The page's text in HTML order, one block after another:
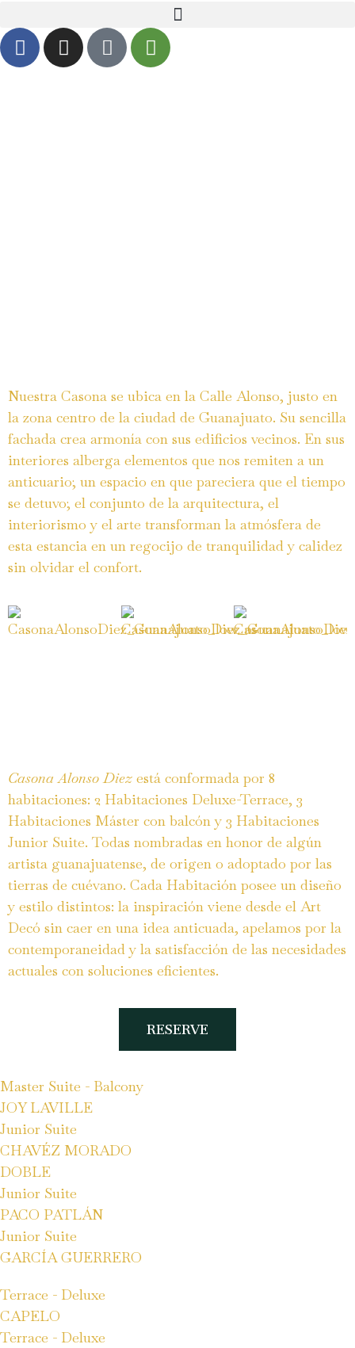
Nuestra Casona se ubica en la Calle Alonso, justo en
la zona centro de la ciudad de Guanajuato. Su sencilla
fachada crea armonía con sus edificios vecinos. En sus
interiores alberga elementos que nos remiten a un
anticuario; un espacio en que pareciera que el tiempo
se detuvo; el conjunto de la arquitectura, el
interiorismo y el arte transforman la atmósfera de
esta estancia en un regocijo de tranquilidad y calidez
sin olvidar el confort.
Casona Alonso Diez está conformada por 8
habitaciones: 2 Habitaciones Deluxe-Terrace, 3
Habitaciones Máster con balcón y 3 Habitaciones
Junior Suite. Todas nombradas en honor de algún
artista guanajuatense, de origen o adoptado por las
tierras de cuévano. Cada Habitación posee un diseño
y estilo distintos: la inspiración viene desde el Art
Decó sin caer en una idea anticuada, apelamos por la
contemporaneidad y la satisfacción de las necesidades
actuales con soluciones eficientes.
RESERVE
Master Suite - Balcony
JOY LAVILLE
Junior Suite
CHAVÉZ MORADO
DOBLE
Junior Suite
PACO PATLÁN
Junior Suite
GARCÍA GUERRERO
Terrace - Deluxe
CAPELO
Terrace - Deluxe